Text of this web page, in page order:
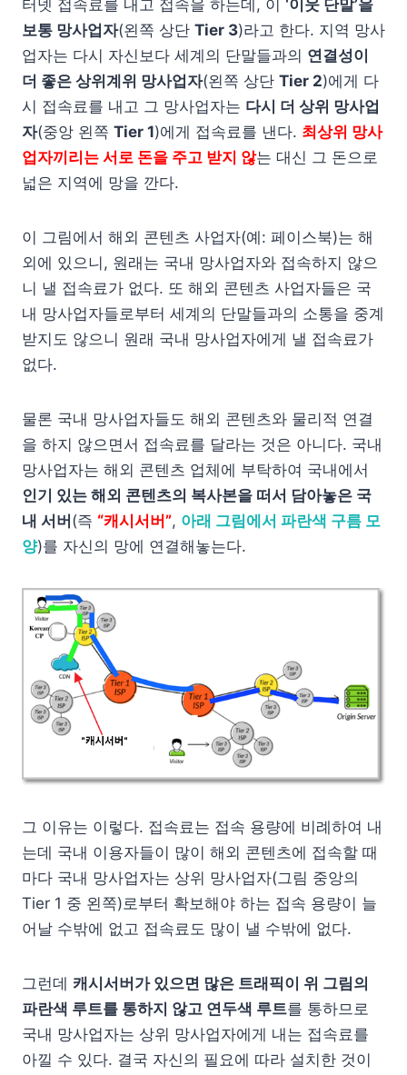
터넷 접속료를 내고 접속을 하는데, 이 ‘이웃 단말’을
보통 망사업자(왼쪽 상단 Tier 3)라고 한다. 지역 망사
업자는 다시 자신보다 세계의 단말들과의 연결성이
더 좋은 상위계위 망사업자(왼쪽 상단 Tier 2)에게 다
시 접속료를 내고 그 망사업자는 다시 더 상위 망사업
자(중앙 왼쪽 Tier 1)에게 접속료를 낸다. 최상위 망사
업자끼리는 서로 돈을 주고 받지 않는 대신 그 돈으로
넓은 지역에 망을 깐다.
이 그림에서 해외 콘텐츠 사업자(예: 페이스북)는 해
외에 있으니, 원래는 국내 망사업자와 접속하지 않으
니 낼 접속료가 없다. 또 해외 콘텐츠 사업자들은 국
내 망사업자들로부터 세계의 단말들과의 소통을 중계
받지도 않으니 원래 국내 망사업자에게 낼 접속료가
없다.
물론 국내 망사업자들도 해외 콘텐츠와 물리적 연결
을 하지 않으면서 접속료를 달라는 것은 아니다. 국내
망사업자는 해외 콘텐츠 업체에 부탁하여 국내에서
인기 있는 해외 콘텐츠의 복사본을 떠서 담아놓은 국
내 서버 (즉 “캐시서버”, 아래 그림에서 파란색 구름 모
양)를 자신의 망에 연결해놓는다.
그 이유는 이렇다. 접속료는 접속 용량에 비례하여 내
는데 국내 이용자들이 많이 해외 콘텐츠에 접속할 때
마다 국내 망사업자는 상위 망사업자(그림 중앙의
Tier 1 중 왼쪽)로부터 확보해야 하는 접속 용량이 늘
어날 수밖에 없고 접속료도 많이 낼 수밖에 없다.
그런데 캐시서버가 있으면 많은 트래픽이 위 그림의
파란색 루트를 통하지 않고 연두색 루트를 통하므로
국내 망사업자는 상위 망사업자에게 내는 접속료를
아낄 수 있다. 결국 자신의 필요에 따라 설치한 것이